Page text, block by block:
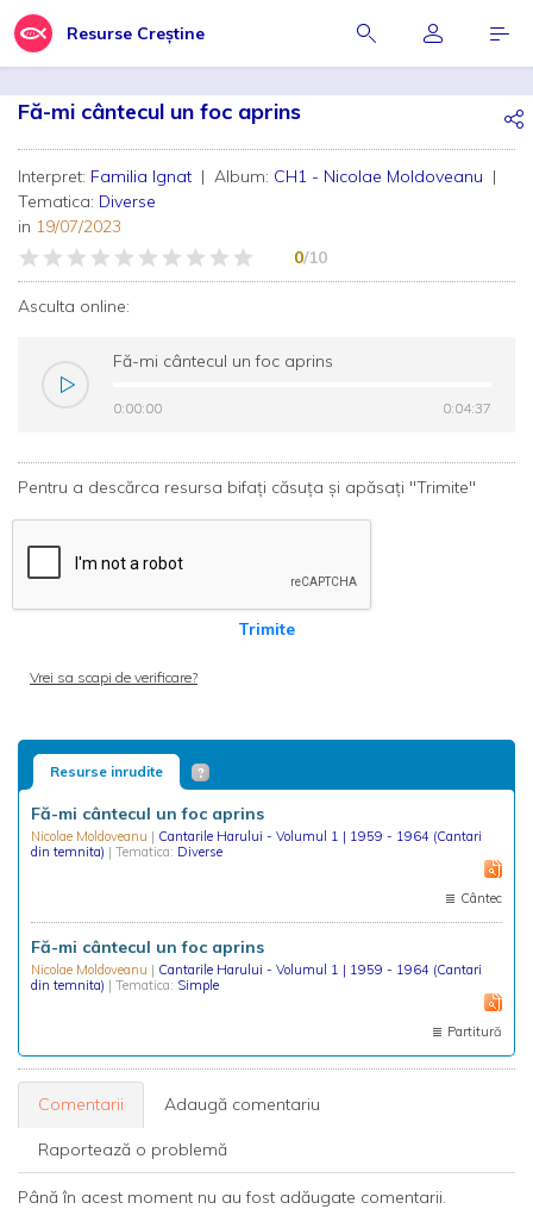
Resurse Creștine
Fă-mi cântecul un foc aprins
Interpret: Familia Ignat | Album: CH1 - Nicolae Moldoveanu |
Tematica: Diverse
in 19/07/2023
0/10
Asculta online:
Fă-mi cântecul un foc aprins
0:00:00 0:04:37
0:00:00 0:04:37
Pentru a descărca resursa bifați căsuța și apăsați "Trimite"
Trimite
Vrei sa scapi de verificare?
Resurse inrudite
Fă-mi cântecul un foc aprins
Nicolae Moldoveanu | Cantarile Harului - Volumul 1 | 1959 - 1964 (Cantari
din temnita) | Tematica: Diverse
Cântec
Fă-mi cântecul un foc aprins
Nicolae Moldoveanu | Cantarile Harului - Volumul 1 | 1959 - 1964 (Cantari
din temnita) | Tematica: Simple
Partitură
Comentarii Adaugă comentariu
Raportează o problemă
Până în acest moment nu au fost adăugate comentarii.